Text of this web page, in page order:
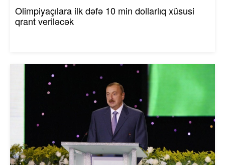
Olimpiyaçılara ilk dəfə 10 min dollarlıq xüsusi
qrant veriləcək